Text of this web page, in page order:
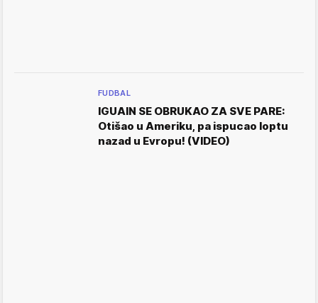
FUDBAL
IGUAIN SE OBRUKAO ZA SVE PARE:
Otišao u Ameriku, pa ispucao loptu
nazad u Evropu! (VIDEO)